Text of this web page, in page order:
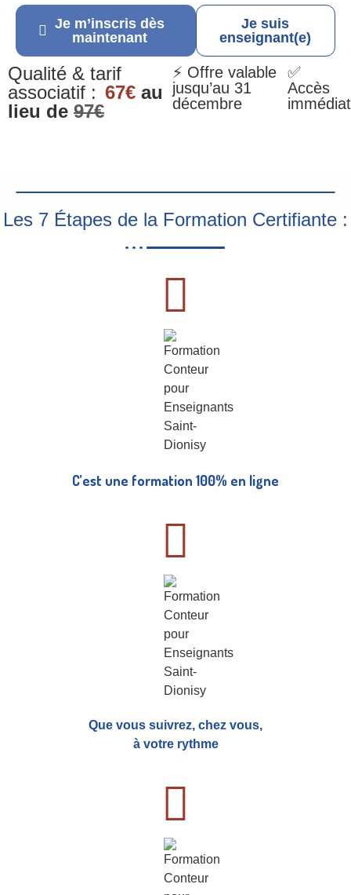
Je m’inscris dès
maintenant
Je suis
enseignant(e)
Qualité & tarif
associatif : 67€ au
lieu de 97€
⚡ Offre valable
jusqu’au 31
décembre
✅
Accès
immédiat
Les 7 Étapes de la Formation Certifiante :
C’est une formation 100% en ligne
Que vous suivrez, chez vous,
à votre rythme